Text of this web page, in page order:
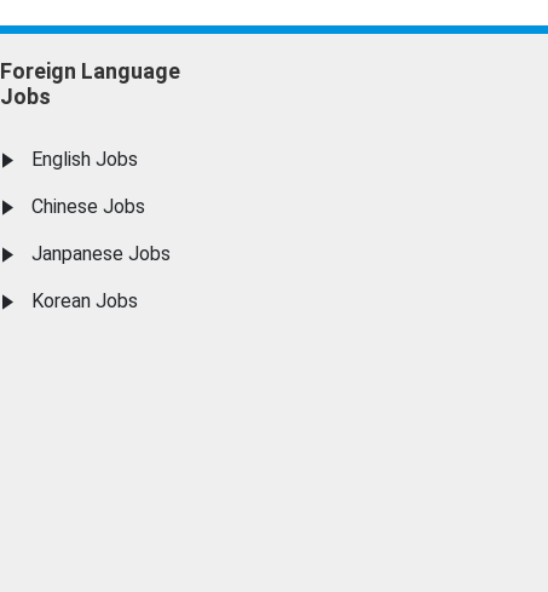
Foreign Language
Jobs
English Jobs
Chinese Jobs
Janpanese Jobs
Korean Jobs